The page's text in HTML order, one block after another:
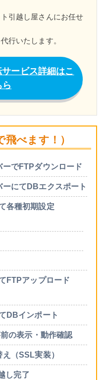
引越し屋さんにお任せ
行いたします。
ービス詳細はこ
ら
飛べます！）
でFTPダウンロード
にてDBエクスポート
各種初期設定
FTPアップロード
DBインポート
の表示・動作確認
（SSL実装）
し完了